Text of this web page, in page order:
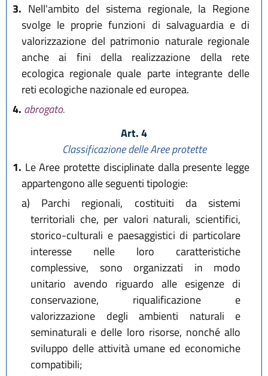
3. Nell'ambito del sistema regionale, la Regione
svolge le proprie funzioni di salvaguardia e di
valorizzazione del patrimonio naturale regionale
anche ai fini della realizzazione della rete
ecologica regionale quale parte integrante delle
reti ecologiche nazionale ed europea.
4. abrogato.
Art. 4
Classificazione delle Aree protette
1. Le Aree protette disciplinate dalla presente legge
appartengono alle seguenti tipologie:
a) Parchi regionali, costituiti da sistemi
territoriali che, per valori naturali, scientifici,
storico-culturali e paesaggistici di particolare
interesse nelle loro caratteristiche
complessive, sono organizzati in modo
unitario avendo riguardo alle esigenze di
conservazione, riqualificazione e
valorizzazione degli ambienti naturali e
seminaturali e delle loro risorse, nonché allo
sviluppo delle attività umane ed economiche
compatibili;